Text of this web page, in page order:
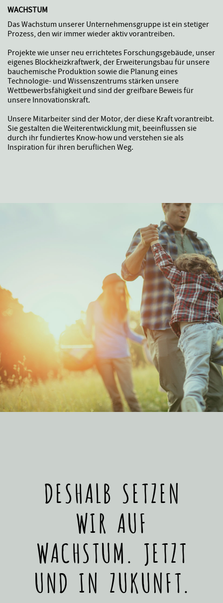
WACHSTUM
Das Wachstum unserer Unternehmensgruppe ist ein stetiger
Prozess, den wir immer wieder aktiv vorantreiben.
Projekte wie unser neu errichtetes Forschungsgebäude, unser
eigenes Blockheizkraftwerk, der Erweiterungsbau für unsere
bauchemische Produktion sowie die Planung eines
Technologie- und Wissenszentrums stärken unsere
Wettbewerbsfähigkeit und sind der greifbare Beweis für
unsere Innovationskraft.
Unsere Mitarbeiter sind der Motor, der diese Kraft vorantreibt.
Sie gestalten die Weiterentwicklung mit, beeinflussen sie
durch ihr fundiertes Know-how und verstehen sie als
Inspiration für ihren beruflichen Weg.
DESHALB SETZEN
WIR AUF
WACHSTUM. JETZT
UND IN ZUKUNFT.